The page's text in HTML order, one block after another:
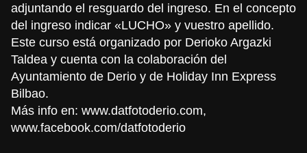
adjuntando el resguardo del ingreso. En el concepto
del ingreso indicar «LUCHO» y vuestro apellido.
Este curso está organizado por Derioko Argazki
Taldea y cuenta con la colaboración del
Ayuntamiento de Derio y de Holiday Inn Express
Bilbao.
Más info en: www.datfotoderio.com,
www.facebook.com/datfotoderio